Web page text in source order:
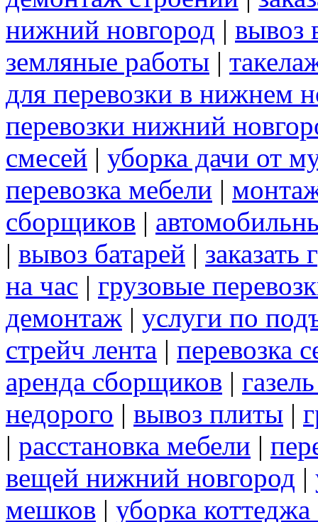
нижний новгород | вывоз
земляные работы |
для перевозки в нижнем
перевозки нижний
смесей | уборка дачи от
перевозка мебели |
сборщиков |
| вывоз батарей | заказать
на час | грузовые
демонтаж | услуги по
стрейч лента | перевозка
аренда сборщиков |
недорого | вывоз плиты |
| расстановка мебели |
вещей нижний новгород |
мешков | уборка